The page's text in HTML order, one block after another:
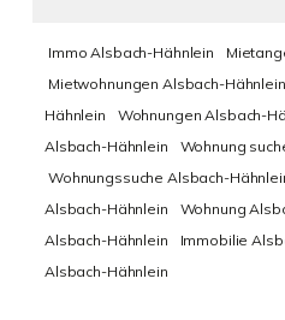
Immo Alsbach-Hähnlein
Mietwohnungen Alsbach-Hähnlein
Hähnlein
Wohnungen Alsbach-
Alsbach-Hähnlein
Wohnung
Wohnungssuche Alsbach-
Alsbach-Hähnlein
Wohnung
Alsbach-Hähnlein
Immobilie
Alsbach-Hähnlein